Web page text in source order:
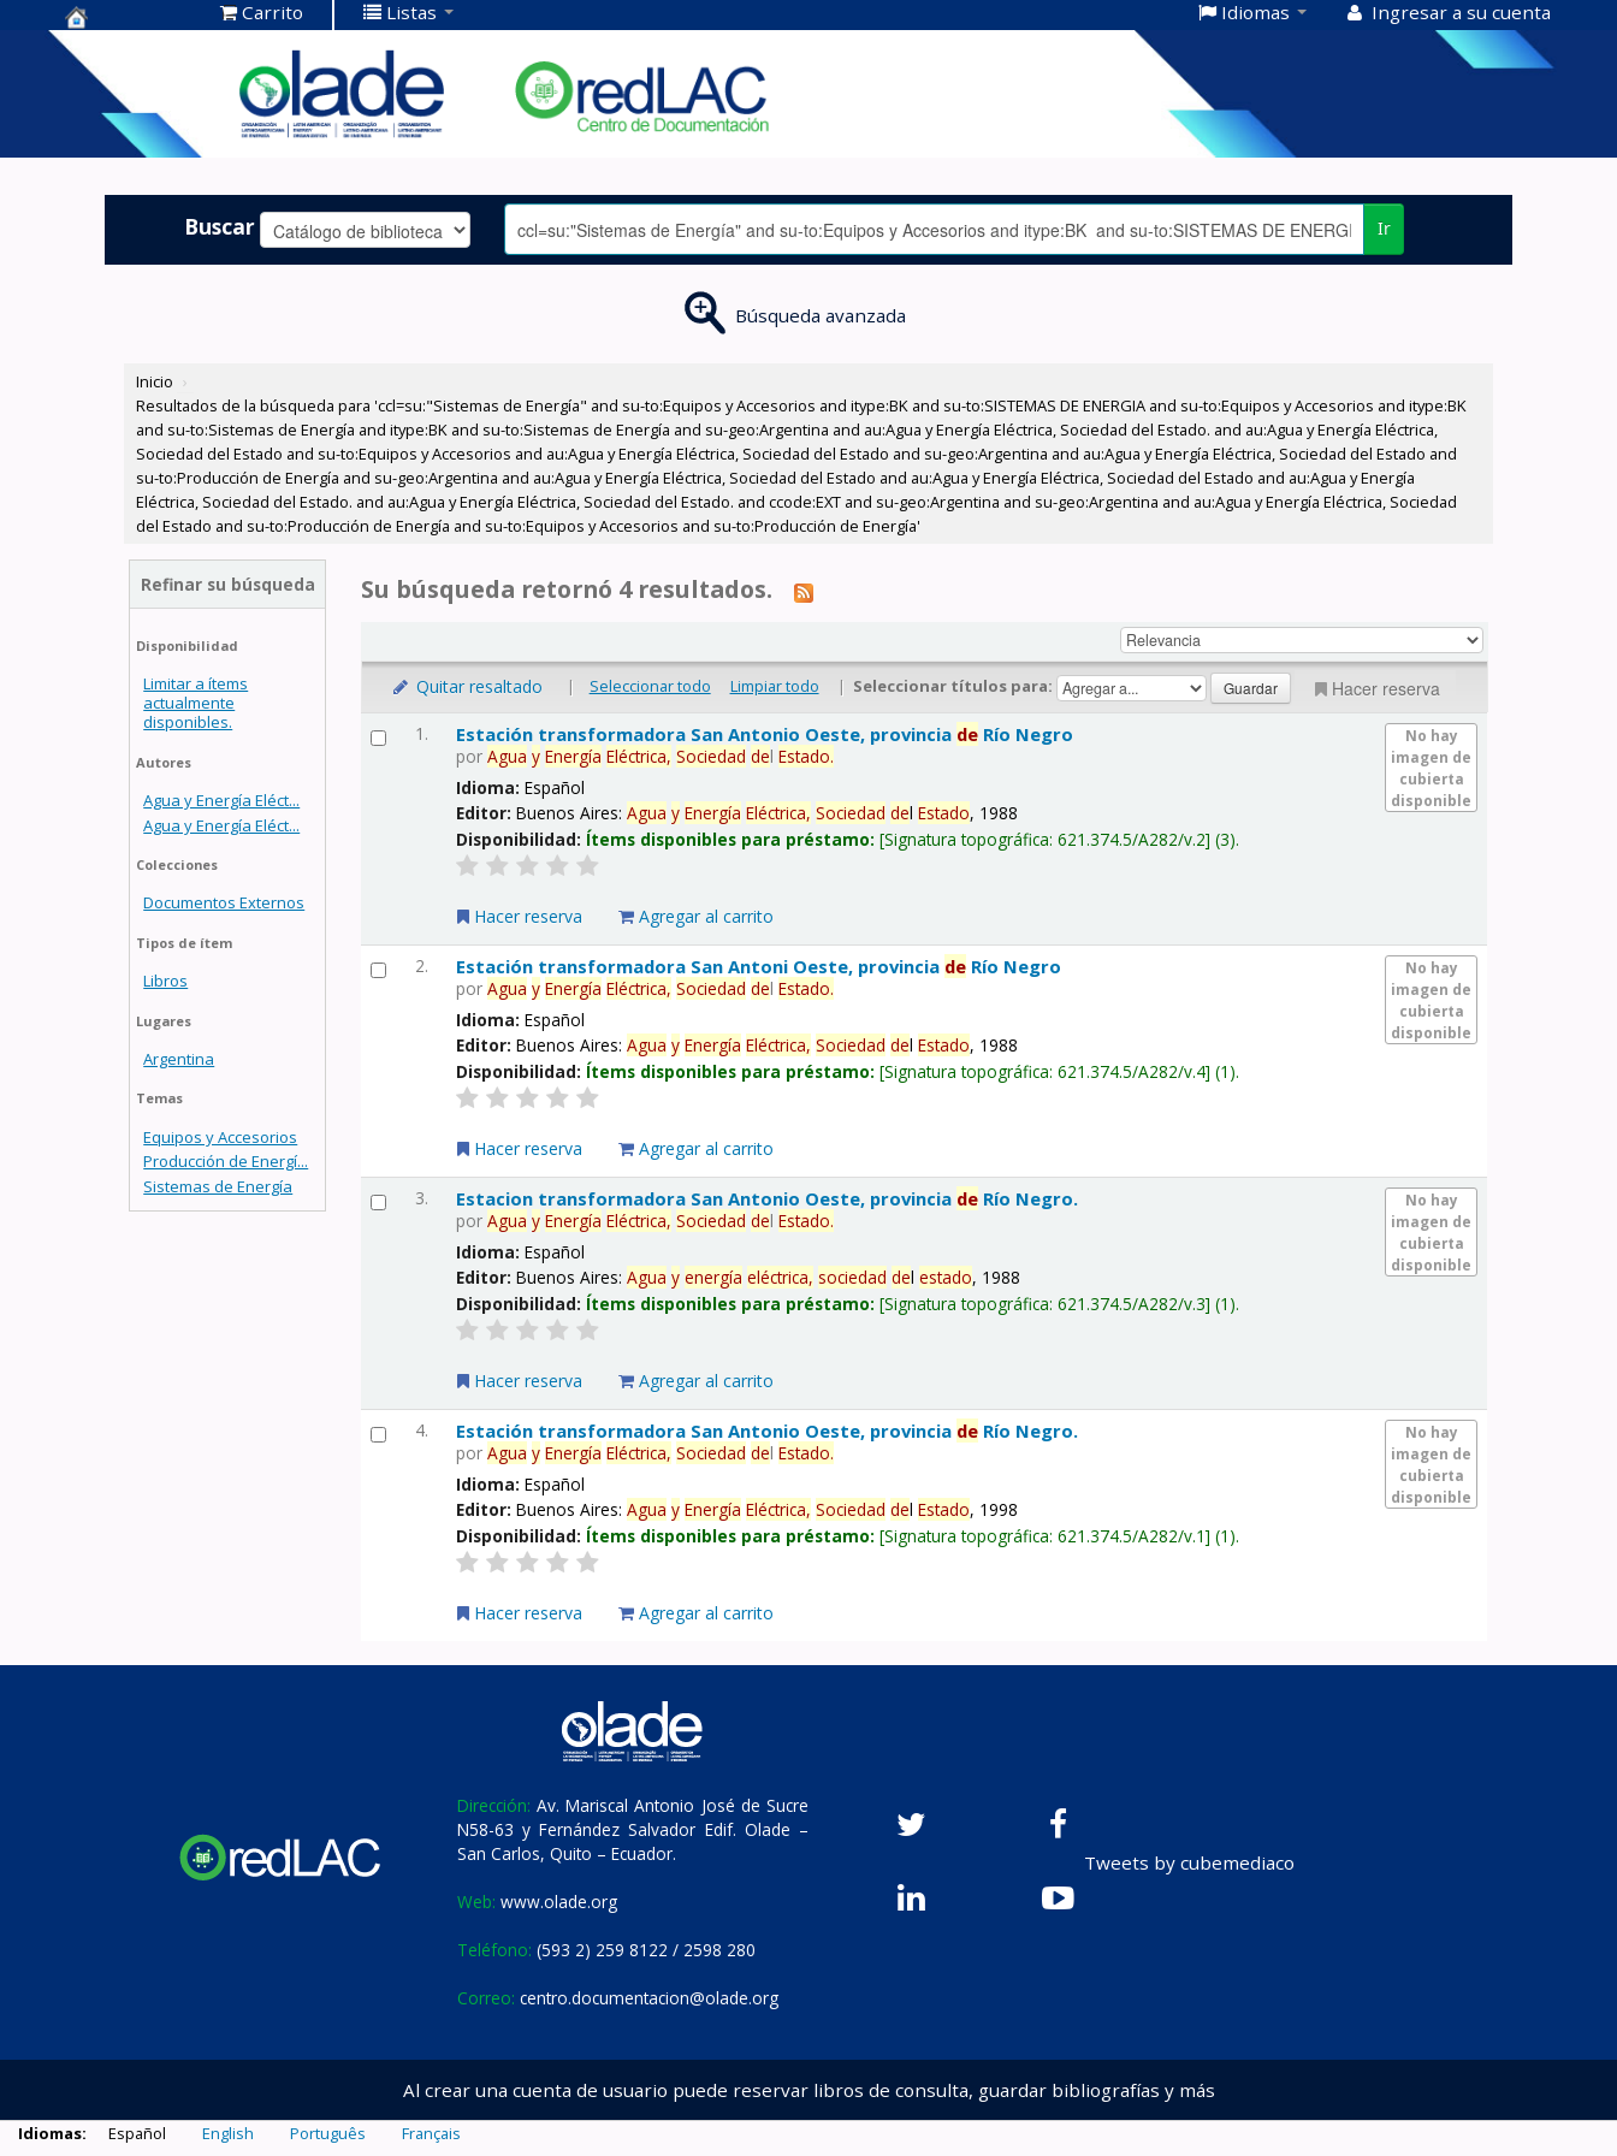
Centro de
Documentación
OLADE -
Carrito Listas Idiomas Ingresar a su cuenta
Buscar Ir
Búsqueda avanzada
Inicio ›
Resultados de la búsqueda para 'ccl=su:"Sistemas de Energía" and su-to:Equipos y Accesorios and itype:BK and su-to:SISTEMAS DE ENERGIA and su-to:Equipos y Accesorios and itype:BK
and su-to:Sistemas de Energía and itype:BK and su-to:Sistemas de Energía and su-geo:Argentina and au:Agua y Energía Eléctrica, Sociedad del Estado. and au:Agua y Energía Eléctrica,
Sociedad del Estado and su-to:Equipos y Accesorios and au:Agua y Energía Eléctrica, Sociedad del Estado and su-geo:Argentina and au:Agua y Energía Eléctrica, Sociedad del Estado and
su-to:Producción de Energía and su-geo:Argentina and au:Agua y Energía Eléctrica, Sociedad del Estado and au:Agua y Energía Eléctrica, Sociedad del Estado and au:Agua y Energía
Eléctrica, Sociedad del Estado. and au:Agua y Energía Eléctrica, Sociedad del Estado. and ccode:EXT and su-geo:Argentina and su-geo:Argentina and au:Agua y Energía Eléctrica, Sociedad
del Estado and su-to:Producción de Energía and su-to:Equipos y Accesorios and su-to:Producción de Energía'
Refinar su búsqueda
Disponibilidad
Limitar a ítems
actualmente
disponibles.
Autores
Agua y Energía Eléct...
Agua y Energía Eléct...
Colecciones
Documentos Externos
Tipos de ítem
Libros
Lugares
Argentina
Temas
Equipos y Accesorios
Producción de Energí...
Sistemas de Energía
Su búsqueda retornó 4 resultados.
Quitar resaltado | Seleccionar todo Limpiar todo | Seleccionar títulos para: Hacer reserva
1.
No hay
imagen de
cubierta
disponible
Estación transformadora San Antonio Oeste, provincia de Río Negro
porAgua y Energía Eléctrica, Sociedad delEstado.
Idioma:Español
Editor:Buenos Aires:Agua y Energía Eléctrica, Sociedad delEstado, 1988
Disponibilidad: Ítems disponibles para préstamo: Signatura topográfica:621.374.5/A282/v.2 (3).
Hacer reserva Agregar al carrito
2.
No hay
imagen de
cubierta
disponible
Estación transformadora San Antoni Oeste, provincia de Río Negro
porAgua y Energía Eléctrica, Sociedad delEstado.
Idioma:Español
Editor:Buenos Aires:Agua y Energía Eléctrica, Sociedad delEstado, 1988
Disponibilidad: Ítems disponibles para préstamo: Signatura topográfica:621.374.5/A282/v.4 (1).
Hacer reserva Agregar al carrito
3.
No hay
imagen de
cubierta
disponible
Estacion transformadora San Antonio Oeste, provincia de Río Negro.
porAgua y Energía Eléctrica, Sociedad delEstado.
Idioma:Español
Editor:Buenos Aires:Agua y energía eléctrica, sociedad delestado, 1988
Disponibilidad: Ítems disponibles para préstamo: Signatura topográfica:621.374.5/A282/v.3 (1).
Hacer reserva Agregar al carrito
4.
No hay
imagen de
cubierta
disponible
Estación transformadora San Antonio Oeste, provincia de Río Negro.
porAgua y Energía Eléctrica, Sociedad delEstado.
Idioma:Español
Editor:Buenos Aires:Agua y Energía Eléctrica, Sociedad delEstado, 1998
Disponibilidad: Ítems disponibles para préstamo: Signatura topográfica:621.374.5/A282/v.1 (1).
Hacer reserva Agregar al carrito
Dirección: Av. Mariscal Antonio José de Sucre
N58-63 y Fernández Salvador Edif. Olade –
San Carlos, Quito – Ecuador.
Web: www.olade.org
Teléfono: (593 2) 259 8122 / 2598 280
Correo: centro.documentacion@olade.org
Tweets by cubemediaco
Al crear una cuenta de usuario puede reservar libros de consulta, guardar bibliografías y más
Idiomas: Español English Português Français